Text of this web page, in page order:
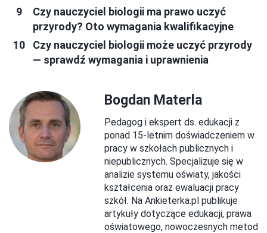
Czy nauczyciel biologii ma prawo uczyć
przyrody? Oto wymagania kwalifikacyjne
Czy nauczyciel biologii może uczyć przyrody
— sprawdź wymagania i uprawnienia
Bogdan Materla
Pedagog i ekspert ds. edukacji z
ponad 15-letnim doświadczeniem w
pracy w szkołach publicznych i
niepublicznych. Specjalizuje się w
analizie systemu oświaty, jakości
kształcenia oraz ewaluacji pracy
szkół. Na Ankieterka.pl publikuje
artykuły dotyczące edukacji, prawa
oświatowego, nowoczesnych metod